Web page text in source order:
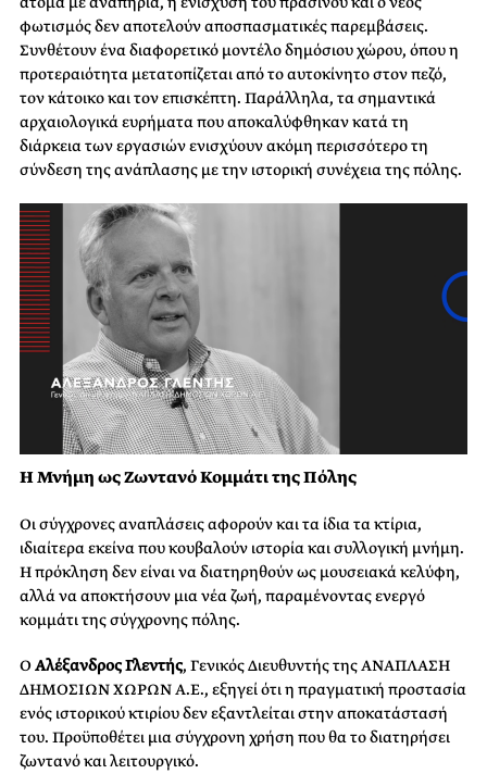
φωτισμός δεν αποτελούν αποσπασματικές παρεμβάσεις.
Συνθέτουν ένα διαφορετικό μοντέλο δημόσιου χώρου, όπου η
προτεραιότητα μετατοπίζεται από το αυτοκίνητο στον πεζό,
τον κάτοικο και τον επισκέπτη. Παράλληλα, τα σημαντικά
αρχαιολογικά ευρήματα που αποκαλύφθηκαν κατά τη
διάρκεια των εργασιών ενισχύουν ακόμη περισσότερο τη
σύνδεση της ανάπλασης με την ιστορική συνέχεια της πόλης.
Η Μνήμη ως Ζωντανό Κομμάτι της Πόλης
Οι σύγχρονες αναπλάσεις αφορούν και τα ίδια τα κτίρια,
ιδιαίτερα εκείνα που κουβαλούν ιστορία και συλλογική μνήμη.
Η πρόκληση δεν είναι να διατηρηθούν ως μουσειακά κελύφη,
αλλά να αποκτήσουν μια νέα ζωή, παραμένοντας ενεργό
κομμάτι της σύγχρονης πόλης.
ΟΑλέξανδρος Γλεντής, Γενικός Διευθυντής της ΑΝΑΠΛΑΣΗ
ΔΗΜΟΣΙΩΝ ΧΩΡΩΝ Α.Ε., εξηγεί ότι η πραγματική προστασία
ενός ιστορικού κτιρίου δεν εξαντλείται στην αποκατάστασή
του. Προϋποθέτει μια σύγχρονη χρήση που θα το διατηρήσει
ζωντανό και λειτουργικό.